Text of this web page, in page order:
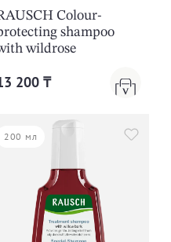
Colour-
shampoo
wildrose
200 ₸
200 мл